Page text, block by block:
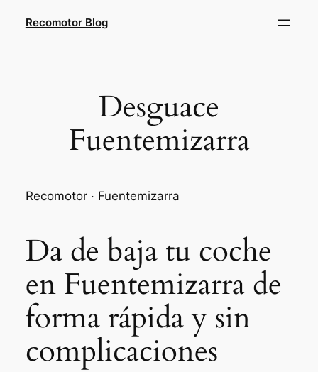
Recomotor Blog
Desguace
Fuentemizarra
Recomotor · Fuentemizarra
Da de baja tu coche
en Fuentemizarra de
forma rápida y sin
complicaciones